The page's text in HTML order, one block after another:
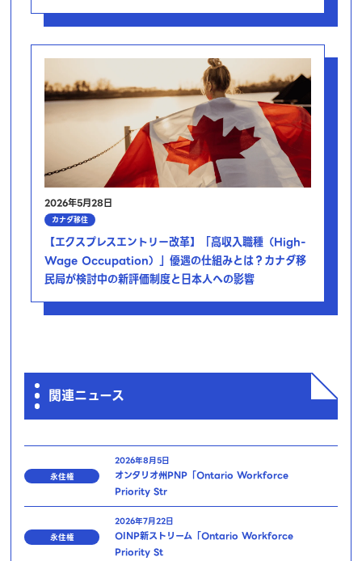
2026年5月28日
カナダ移住
【エクスプレスエントリー改革】「高収入職種（High-
Wage Occupation）」優遇の仕組みとは？カナダ移
民局が検討中の新評価制度と日本人への影響
関連ニュース
永住権
2026年8月5日
オンタリオ州PNP「Ontario Workforce
Priority Str
永住権
2026年7月22日
OINP新ストリーム「Ontario Workforce
Priority St